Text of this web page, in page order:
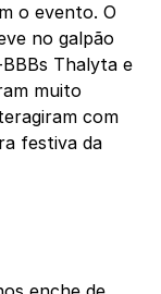
o evento. O
no galpão
Thalyta e
muito
com
festiva da